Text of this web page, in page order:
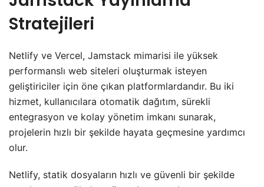
Stratejileri
Netlify ve Vercel, Jamstack mimarisi ile yüksek
performanslı web siteleri oluşturmak isteyen
geliştiriciler için öne çıkan platformlardandır. Bu iki
hizmet, kullanıcılara otomatik dağıtım, sürekli
entegrasyon ve kolay yönetim imkanı sunarak,
projelerin hızlı bir şekilde hayata geçmesine yardımcı
olur.
Netlify, statik dosyaların hızlı ve güvenli bir şekilde